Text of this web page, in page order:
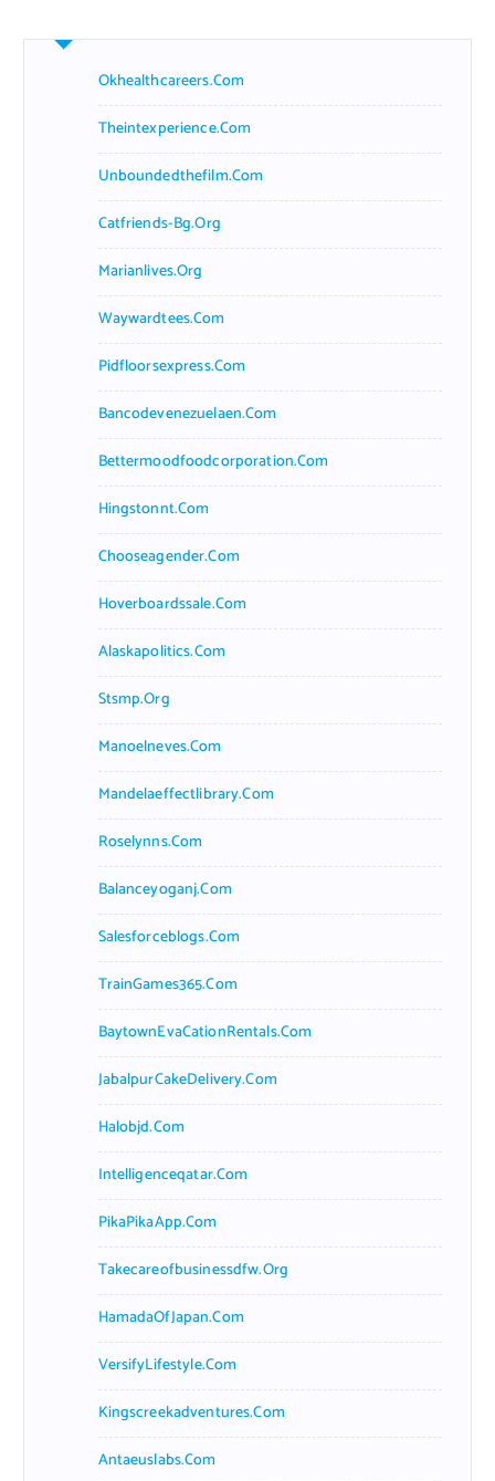
Okhealthcareers.com
Theintexperience.com
Unboundedthefilm.com
Catfriends-Bg.org
Marianlives.org
Waywardtees.com
Pidfloorsexpress.com
Bancodevenezuelaen.com
Bettermoodfoodcorporation.com
Hingstonnt.com
Chooseagender.com
Hoverboardssale.com
Alaskapolitics.com
Stsmp.org
Manoelneves.com
Mandelaeffectlibrary.com
Roselynns.com
Balanceyoganj.com
Salesforceblogs.com
TrainGames365.com
BaytownEvaCationRentals.com
JabalpurCakeDelivery.com
Halobjd.com
Intelligenceqatar.com
PikaPikaApp.com
Takecareofbusinessdfw.org
HamadaOfJapan.com
VersifyLifestyle.com
Kingscreekadventures.com
Antaeuslabs.com